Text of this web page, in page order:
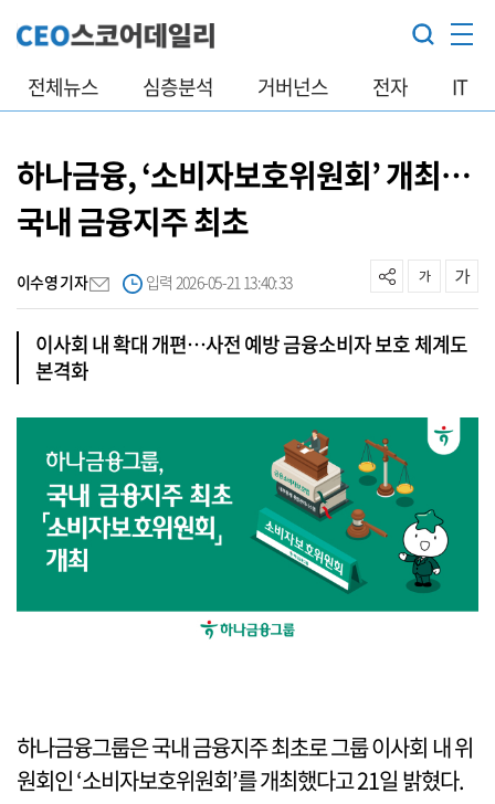
전체뉴스 심층분석 거버넌스 전자 IT
하나금융, ‘소비자보호위원회’ 개최…
국내 금융지주 최초
이수영 기자 입력 2026-05-21 13:40:33
이사회 내 확대 개편…사전 예방 금융소비자 보호 체계도
본격화
하나금융그룹은 국내 금융지주 최초로 그룹 이사회 내 위
원회인 ‘소비자보호위원회’를 개최했다고 21일 밝혔다.